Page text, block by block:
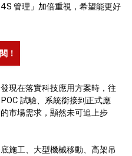
管理」加倍重視，希望能更好
！
現在落實科技應用方案時，往
試驗、系統銜接到正式應
市場需求，顯然未可追上步
施工、大型機械移動、高架吊